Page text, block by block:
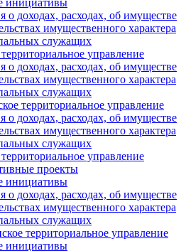
о доходах, расходах, об имуществе
имущественного характера
служащих
управление
о доходах, расходах, об имуществе
имущественного характера
служащих
территориальное управление
о доходах, расходах, об имуществе
имущественного характера
служащих
управление
проекты
инициативы
о доходах, расходах, об имуществе
имущественного характера
служащих
территориальное управление
инициативы